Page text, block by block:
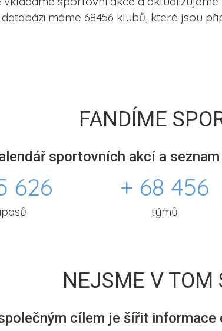
máme 68456 klubů, které jsou
FANDÍME
sportovních akcí a
626 + 68 456
týmů
NEJSME V TOM
cílem je šířit informace